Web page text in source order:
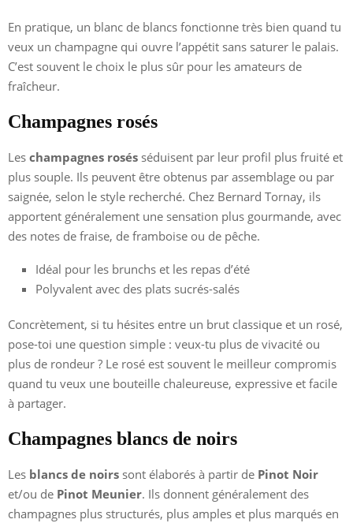
En pratique, un blanc de blancs fonctionne très bien quand tu
veux un champagne qui ouvre l’appétit sans saturer le palais.
C’est souvent le choix le plus sûr pour les amateurs de
fraîcheur.
Champagnes rosés
Les champagnes rosés séduisent par leur profil plus fruité et
plus souple. Ils peuvent être obtenus par assemblage ou par
saignée, selon le style recherché. Chez Bernard Tornay, ils
apportent généralement une sensation plus gourmande, avec
des notes de fraise, de framboise ou de pêche.
Idéal pour les brunchs et les repas d’été
Polyvalent avec des plats sucrés-salés
Concrètement, si tu hésites entre un brut classique et un rosé,
pose-toi une question simple : veux-tu plus de vivacité ou
plus de rondeur ? Le rosé est souvent le meilleur compromis
quand tu veux une bouteille chaleureuse, expressive et facile
à partager.
Champagnes blancs de noirs
Les blancs de noirs sont élaborés à partir de Pinot Noir
et/ou de Pinot Meunier. Ils donnent généralement des
champagnes plus structurés, plus amples et plus marqués en